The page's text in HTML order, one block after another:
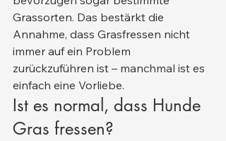
Grassorten. Das bestärkt die
Annahme, dass Grasfressen nicht
immer auf ein Problem
zurückzuführen ist – manchmal ist es
einfach eine Vorliebe.
Ist es normal, dass Hunde
Gras fressen?